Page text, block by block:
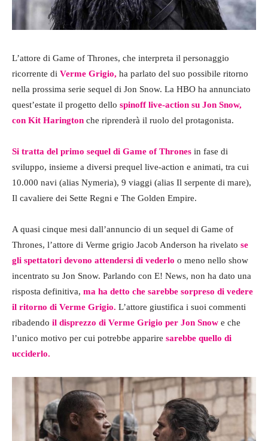
L’attore di Game of Thrones, che interpreta il personaggio
ricorrente di Verme Grigio, ha parlato del suo possibile ritorno
nella prossima serie sequel di Jon Snow. La HBO ha annunciato
quest’estate il progetto dello spinoff live-action su Jon Snow,
con Kit Harington che riprenderà il ruolo del protagonista.
Si tratta del primo sequel di Game of Thrones in fase di
sviluppo, insieme a diversi prequel live-action e animati, tra cui
10.000 navi (alias Nymeria), 9 viaggi (alias Il serpente di mare),
Il cavaliere dei Sette Regni e The Golden Empire.
A quasi cinque mesi dall’annuncio di un sequel di Game of
Thrones, l’attore di Verme grigio Jacob Anderson ha rivelato se
gli spettatori devono attendersi di vederlo o meno nello show
incentrato su Jon Snow. Parlando con E! News, non ha dato una
risposta definitiva, ma ha detto che sarebbe sorpreso di vedere
il ritorno di Verme Grigio. L’attore giustifica i suoi commenti
ribadendo il disprezzo di Verme Grigio per Jon Snow e che
l’unico motivo per cui potrebbe apparire sarebbe quello di
ucciderlo.